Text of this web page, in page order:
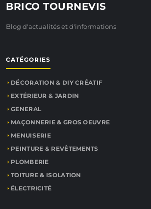
BRICO TOURNEVIS
Blog d'actualités et d'informations
CATÉGORIES
DÉCORATION & DIY CRÉATIF
EXTÉRIEUR & JARDIN
GENERAL
MAÇONNERIE & GROS OEUVRE
MENUISERIE
PEINTURE & REVÊTEMENTS
PLOMBERIE
TOITURE & ISOLATION
ÉLECTRICITÉ